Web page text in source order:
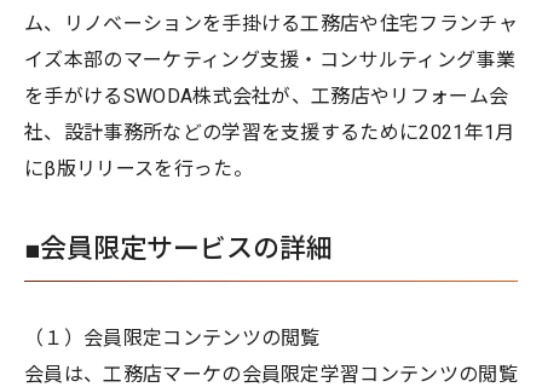
ム、リノベーションを手掛ける工務店や住宅フランチャ
イズ本部のマーケティング支援・コンサルティング事業
を手がけるSWODA株式会社が、工務店やリフォーム会
社、設計事務所などの学習を支援するために2021年1月
にβ版リリースを行った。
■会員限定サービスの詳細
（１）会員限定コンテンツの閲覧
会員は、工務店マーケの会員限定学習コンテンツの閲覧